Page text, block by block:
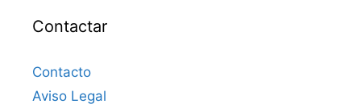
Contactar
Contacto
Aviso Legal